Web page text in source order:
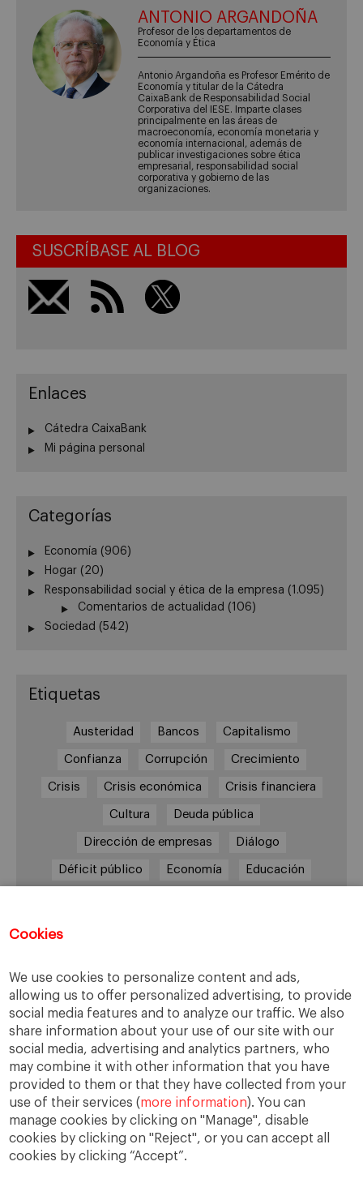
Cookies
We use cookies to personalize content and ads,
allowing us to offer personalized advertising, to provide
social media features and to analyze our traffic. We also
share information about your use of our site with our
social media, advertising and analytics partners, who
may combine it with other information that you have
provided to them or that they have collected from your
use of their services (more information). You can
manage cookies by clicking on "Manage", disable
cookies by clicking on "Reject", or you can accept all
cookies by clicking “Accept”.
ANTONIO ARGANDOÑA
Profesor de los departamentos de
Economía y Ética
Antonio Argandoña es Profesor Emérito de
Economía y titular de la Cátedra
CaixaBank de Responsabilidad Social
Corporativa del IESE. Imparte clases
principalmente en las áreas de
macroeconomía, economía monetaria y
economía internacional, además de
publicar investigaciones sobre ética
empresarial, responsabilidad social
corporativa y gobierno de las
organizaciones.
SUSCRÍBASE AL BLOG
Enlaces
Cátedra CaixaBank
Mi página personal
Categorías
Economía (906)
Hogar (20)
Responsabilidad social y ética de la empresa (1.095)
Comentarios de actualidad (106)
Sociedad (542)
Etiquetas
Austeridad Bancos Capitalismo
Confianza Corrupción Crecimiento
Crisis Crisis económica Crisis financiera
Cultura Deuda pública
Dirección de empresas Diálogo
Déficit público Economía Educación
Política Recesión Recuperación
Reforma laboral Reformas responsabilidad
Responsabilidad social RSC RSE
Sindicatos Sistema financiero Sociedad
Sostenibilidad Trabajo Valores Virtudes
Ética Ética de la empresa